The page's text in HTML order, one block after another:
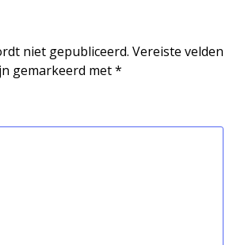
niet gepubliceerd. Vereiste velden
gemarkeerd met*